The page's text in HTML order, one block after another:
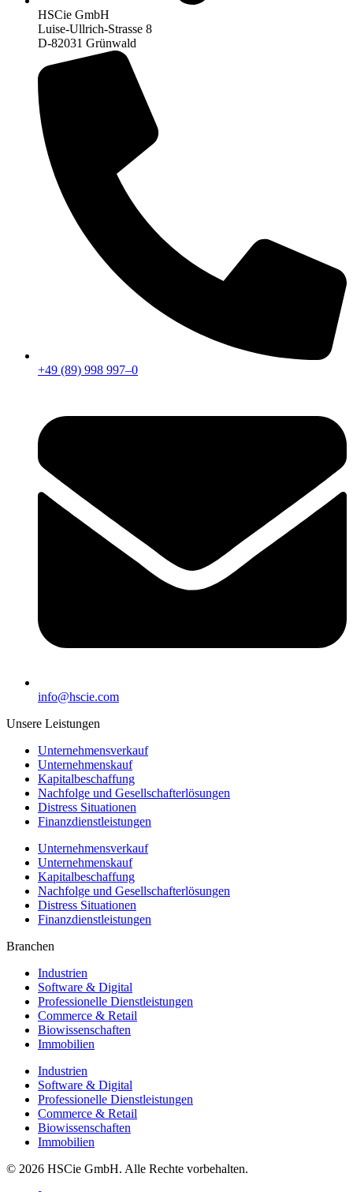
HSCie GmbH
Luise-Ullrich-Strasse 8
D-82031 Grünwald
+49 (89) 998 997–0
info@hscie.com
Unsere Leistungen
Unternehmensverkauf
Unternehmenskauf
Kapitalbeschaffung
Nachfolge und Gesellschafterlösungen
Distress Situationen
Finanzdienstleistungen
Unternehmensverkauf
Unternehmenskauf
Kapitalbeschaffung
Nachfolge und Gesellschafterlösungen
Distress Situationen
Finanzdienstleistungen
Branchen
Industrien
Software & Digital
Professionelle Dienstleistungen
Commerce & Retail
Biowissenschaften
Immobilien
Industrien
Software & Digital
Professionelle Dienstleistungen
Commerce & Retail
Biowissenschaften
Immobilien
© 2026 HSCie GmbH. Alle Rechte vorbehalten.